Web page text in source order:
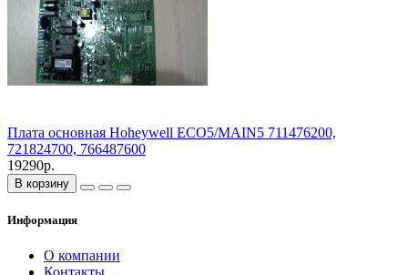
Плата основная Hoheywell ECO5/MAIN5 711476200,
721824700, 766487600
19290р.
В корзину
Информация
О компании